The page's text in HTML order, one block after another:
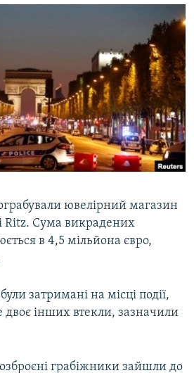
ювелірний магазин
Ritz. Сума викрадених
в 4,5 мільйона євро,
затримані на місці події,
інших втекли, зазначили
грабіжники зайшли до